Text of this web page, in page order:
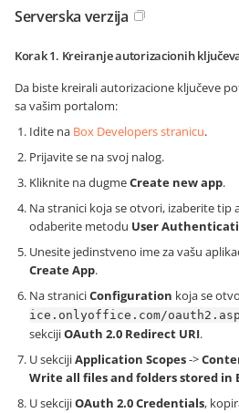
Serverska verzija
Korak 1. Kreiranje autorizacionih
Da biste kreirali autorizacione ključeve
sa vašim portalom:
Idite na Box Developers stranicu.
Prijavite se na svoj nalog.
Kliknite na dugmeCreate new app.
Na stranici koja se otvori, izaberite tip
odaberite metodu User
Unesite jedinstveno ime za vašu
Create App.
Na straniciConfiguration koja se
ice.onlyoffice.com/
sekcijiOAuth 2.0 Redirect URI.
U sekcijiApplication Scopes->
Write all files and folders stored in
U sekcijiOAuth 2.0 Credentials,